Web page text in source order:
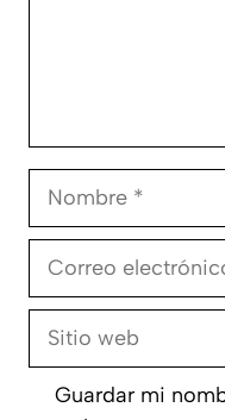
Nombre
Correo
Sitio
Guardar mi